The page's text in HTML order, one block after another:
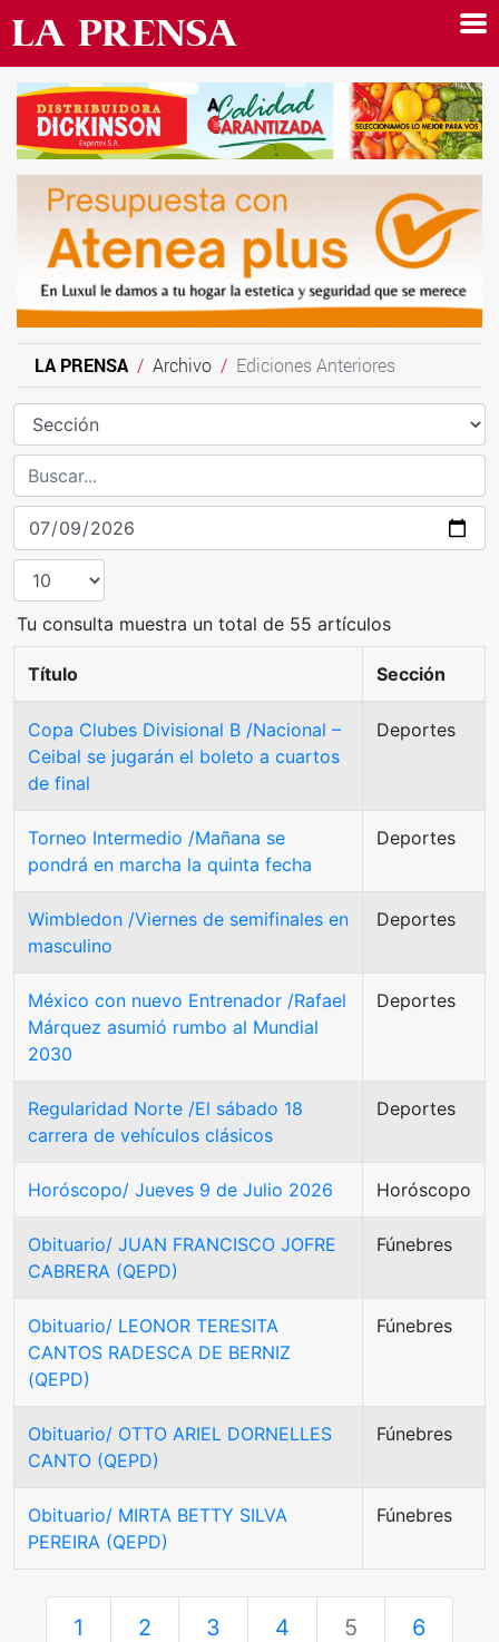
LA PRENSA Archivo Ediciones Anteriores
Tu consulta muestra un total de 55 artículos
Título Sección
Copa Clubes Divisional B /Nacional –
Ceibal se jugarán el boleto a cuartos
de final
Deportes
Torneo Intermedio /Mañana se
pondrá en marcha la quinta fecha
Deportes
Wimbledon /Viernes de semifinales en
masculino
Deportes
México con nuevo Entrenador /Rafael
Márquez asumió rumbo al Mundial
2030
Deportes
Regularidad Norte /El sábado 18
carrera de vehículos clásicos
Deportes
Horóscopo/ Jueves 9 de Julio 2026 Horóscopo
Obituario/ JUAN FRANCISCO JOFRE
CABRERA (QEPD)
Fúnebres
Obituario/ LEONOR TERESITA
CANTOS RADESCA DE BERNIZ
(QEPD)
Fúnebres
Obituario/ OTTO ARIEL DORNELLES
CANTO (QEPD)
Fúnebres
Obituario/ MIRTA BETTY SILVA
PEREIRA (QEPD)
Fúnebres
1 2 3 4 5 6